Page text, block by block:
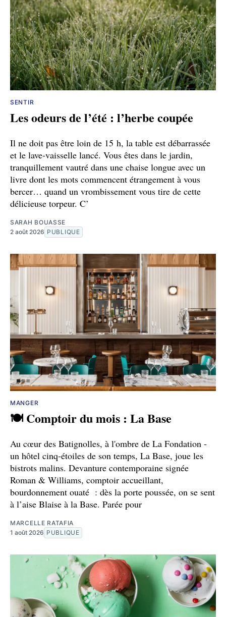
SENTIR
Les odeurs de l’été : l’herbe coupée
Il ne doit pas être loin de 15 h, la table est débarrassée
et le lave-vaisselle lancé. Vous êtes dans le jardin,
tranquillement vautré dans une chaise longue avec un
livre dont les mots commencent étrangement à vous
bercer… quand un vrombissement vous tire de cette
délicieuse torpeur. C’
SARAH BOUASSE
2 août 2026 PUBLIQUE
MANGER
🍽️ Comptoir du mois : La Base
Au cœur des Batignolles, à l'ombre de La Fondation -
un hôtel cinq-étoiles de son temps, La Base, joue les
bistrots malins. Devanture contemporaine signée
Roman & Williams, comptoir accueillant,
bourdonnement ouaté : dès la porte poussée, on se sent
à l’aise Blaise à la Base. Parée pour
MARCELLE RATAFIA
1 août 2026 PUBLIQUE